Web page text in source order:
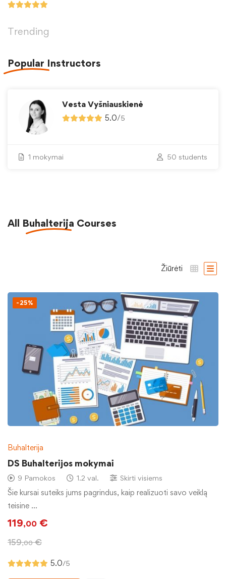
Trending
Popular Instructors
Vesta Vyšniauskienė
5.0/5
1 mokymai 50 students
All Buhalterija Courses
Žiūrėti
-25%
Buhalterija
DS Buhalterijos mokymai
9 Pamokos 1.2 val. Skirti visiems
Šie kursai suteiks jums pagrindus, kaip realizuoti savo veiklą
teisine …
119,00 €
159,00 €
5.0/5